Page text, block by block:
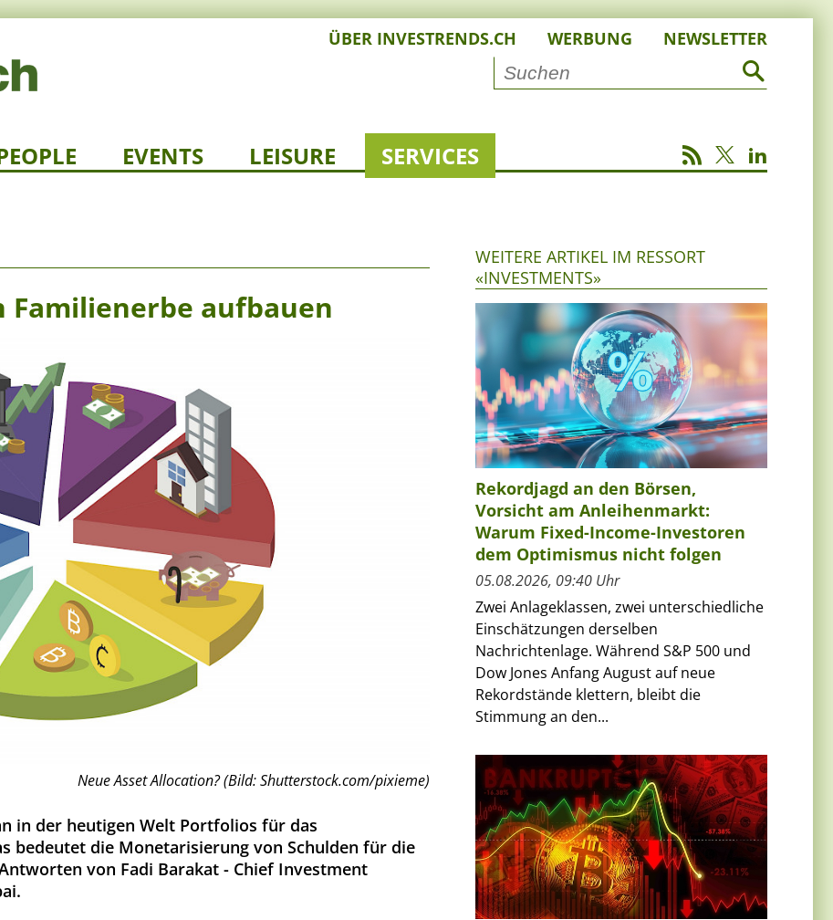
ÜBER INVESTRENDS.CH WERBUNG NEWSLETTER
EVENTS LEISURE SERVICES
Familienerbe aufbauen
Neue Asset Allocation? (Bild: Shutterstock.com/pixieme)
in der heutigen Welt Portfolios für das
bedeutet die Monetarisierung von Schulden für die
von Fadi Barakat - Chief Investment
WEITERE ARTIKEL IM RESSORT
«INVESTMENTS»
Rekordjagd an den Börsen,
Vorsicht am Anleihenmarkt:
Warum Fixed-Income-Investoren
dem Optimismus nicht folgen
05.08.2026, 09:40 Uhr
Zwei Anlageklassen, zwei unterschiedliche
Einschätzungen derselben
Nachrichtenlage. Während S&P 500 und
Dow Jones Anfang August auf neue
Rekordstände klettern, bleibt die
Stimmung an den...